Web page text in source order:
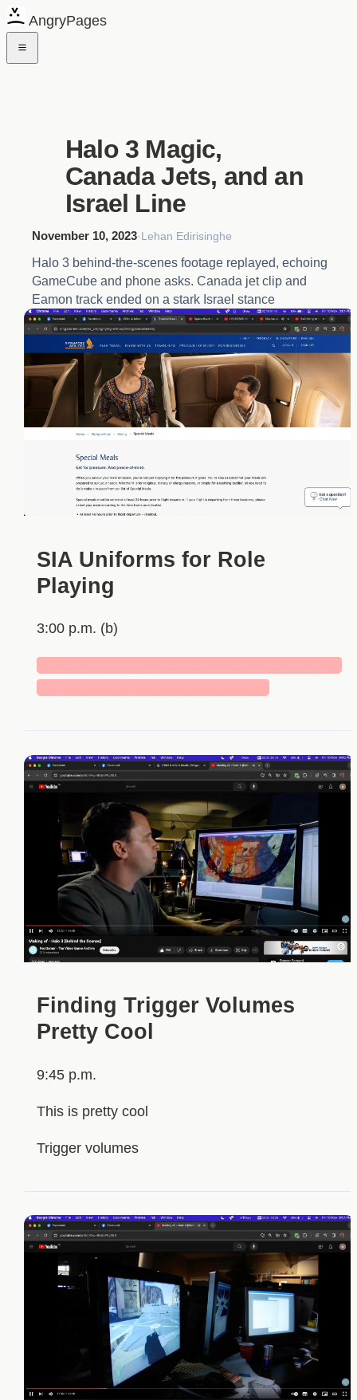
AngryPages
Halo 3 Magic,
Canada Jets, and an
Israel Line
November 10, 2023·Lehan Edirisinghe
Halo 3 behind-the-scenes footage replayed, echoing
GameCube and phone asks. Canada jet clip and
Eamon track ended on a stark Israel stance
SIA Uniforms for Role
Playing
3:00 p.m. (b)
Finding Trigger Volumes
Pretty Cool
9:45 p.m.
This is pretty cool
Trigger volumes